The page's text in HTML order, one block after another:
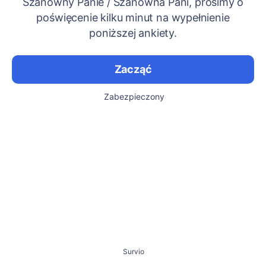
poświęcenie kilku minut na wypełnienie
poniższej ankiety.
Zacząć
Zabezpieczony
Survio